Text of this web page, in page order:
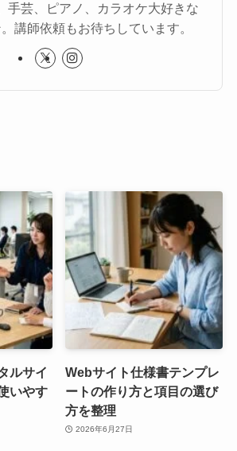
芸、ピアノ、カラオケ大好きな
講師依頼もお待ちしています。
ルサイ
いやす
Webサイト仕様書テンプレ
ートの作り方と項目の選び
方を整理
2026年6月27日